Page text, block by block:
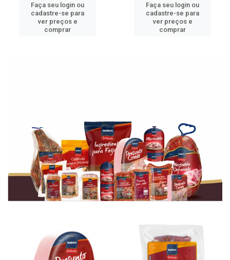
Faça seu login ou
cadastre-se para
ver preços e
comprar
Faça seu login ou
cadastre-se para
ver preços e
comprar